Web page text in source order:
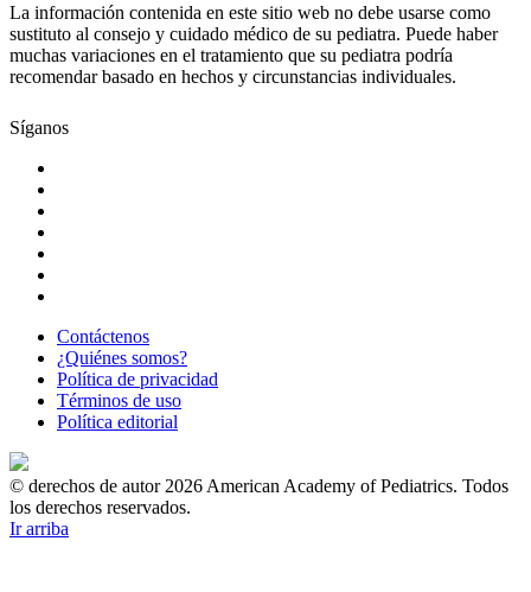
La información contenida en este sitio web no debe usarse como
sustituto al consejo y cuidado médico de su pediatra. Puede haber
muchas variaciones en el tratamiento que su pediatra podría
recomendar basado en hechos y circunstancias individuales.
Síganos
Contáctenos
¿Quiénes somos?
Política de privacidad
Términos de uso
Política editorial
© derechos de autor 2026 American Academy of Pediatrics. Todos
los derechos reservados.
Ir arriba